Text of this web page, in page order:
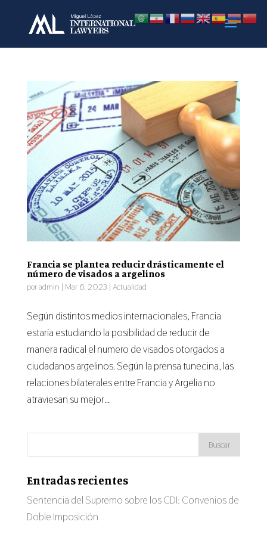
Francia se plantea reducir drásticamente el
número de visados a argelinos
poradmin | Mar 6, 2023 | Actualidad
Según distintos medios internacionales, Francia
estaría estudiando la posibilidad de reducir de
manera radical el numero de visados otorgados a
ciudadanos argelinos. Según la prensa tunecina, las
relaciones bilaterales entre Francia y Argelia no
atraviesan su mejor...
Entradas recientes
Sentencia del Supremo sobre los CDI: Convenios de
Doble Imposición